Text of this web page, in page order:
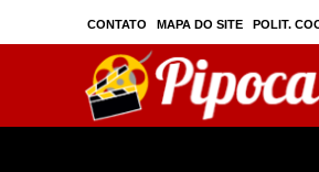
CONTATO MAPA DO SITE POLIT.
PRIVAC./SEGURANÇA